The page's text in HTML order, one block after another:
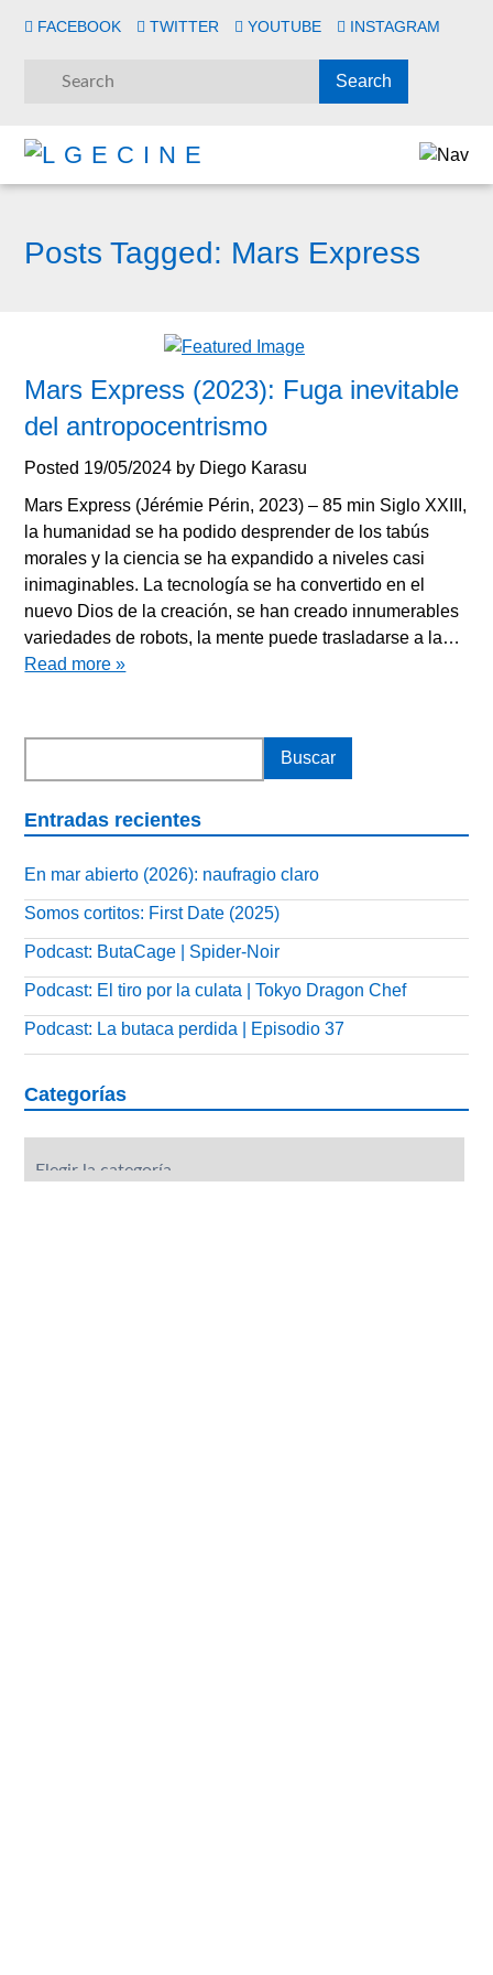
FACEBOOK TWITTER YOUTUBE INSTAGRAM
Posts Tagged: Mars Express
Mars Express (2023): Fuga inevitable
del antropocentrismo
Posted 19/05/2024 by Diego Karasu
Mars Express (Jérémie Périn, 2023) – 85 min Siglo XXIII,
la humanidad se ha podido desprender de los tabús
morales y la ciencia se ha expandido a niveles casi
inimaginables. La tecnología se ha convertido en el
nuevo Dios de la creación, se han creado innumerables
variedades de robots, la mente puede trasladarse a la…
Read more »
Entradas recientes
En mar abierto (2026): naufragio claro
Somos cortitos: First Date (2025)
Podcast: ButaCage | Spider-Noir
Podcast: El tiro por la culata | Tokyo Dragon Chef
Podcast: La butaca perdida | Episodio 37
Categorías